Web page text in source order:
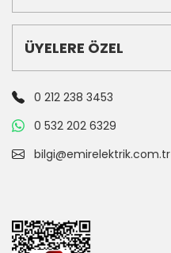
ÜYELERE ÖZEL
0 212 238 3453
0 532 202 6329
bilgi@emirelektrik.com.tr